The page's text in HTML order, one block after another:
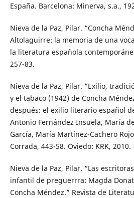
España. Barcelona: Minerva, s.a.,
Nieva de la Paz, Pilar. “Concha
Altolaguirre: la memoria de una
la literatura española
257-83.
Nieva de la Paz, Pilar. “Exilio,
y el tabaco (1942) de Concha
después: el exilio literario español
Antonio Fernández Insuela, María
García, María Martínez-Cachero
Corrada, 443-58. Oviedo: KRK, 2010.
Nieva de la Paz, Pilar. “Las
infantil de preguerrra: Magda
Concha Méndez.” Revista de